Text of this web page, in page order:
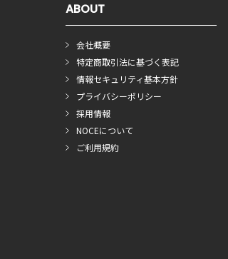
ABOUT
会社概要
特定商取引法に基づく表記
情報セキュリティ基本方針
プライバシーポリシー
採用情報
NOCEについて
ご利用規約